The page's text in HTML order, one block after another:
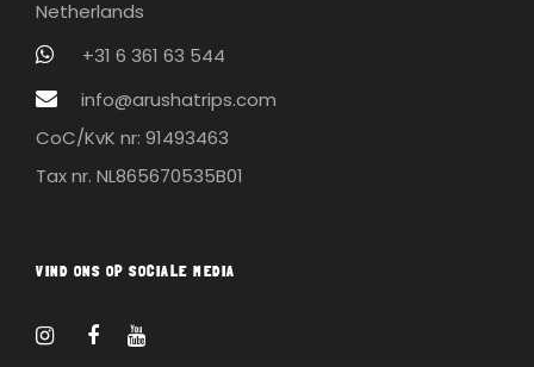
Netherlands
+31 6 361 63 544
info@arushatrips.com
CoC/KvK nr: 91493463
Tax nr. NL865670535B01
VIND ONS OP SOCIALE MEDIA